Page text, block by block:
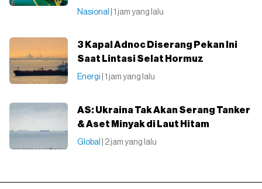
Nasional | 1 jam yang lalu
3 Kapal Adnoc Diserang Pekan Ini
Saat Lintasi Selat Hormuz
Energi | 1 jam yang lalu
AS: Ukraina Tak Akan Serang Tanker
& Aset Minyak di Laut Hitam
Global | 2 jam yang lalu